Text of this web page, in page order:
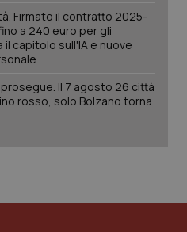
Firmato il contratto 2025-
a 240 euro per gli
il capitolo sull'IA e nuove
prosegue. Il 7 agosto 26 città
rosso, solo Bolzano torna
PHP.net
www.quotidianosanita.it